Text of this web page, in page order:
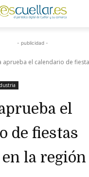
- publicidad -
aprueba el calendario de
el
de fiestas
la